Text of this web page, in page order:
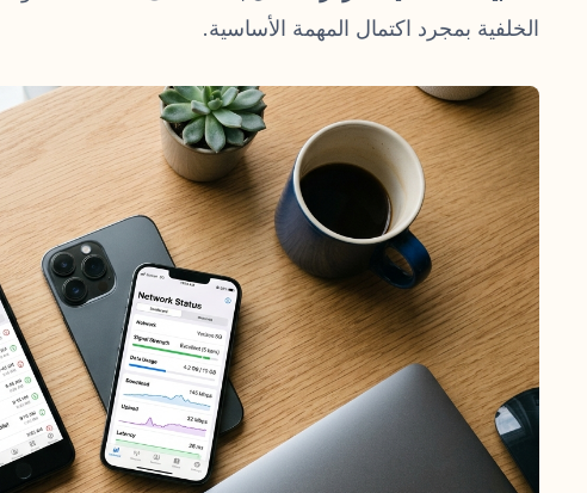
الخلفية بمجرد اكتمال المهمة الأساسية.